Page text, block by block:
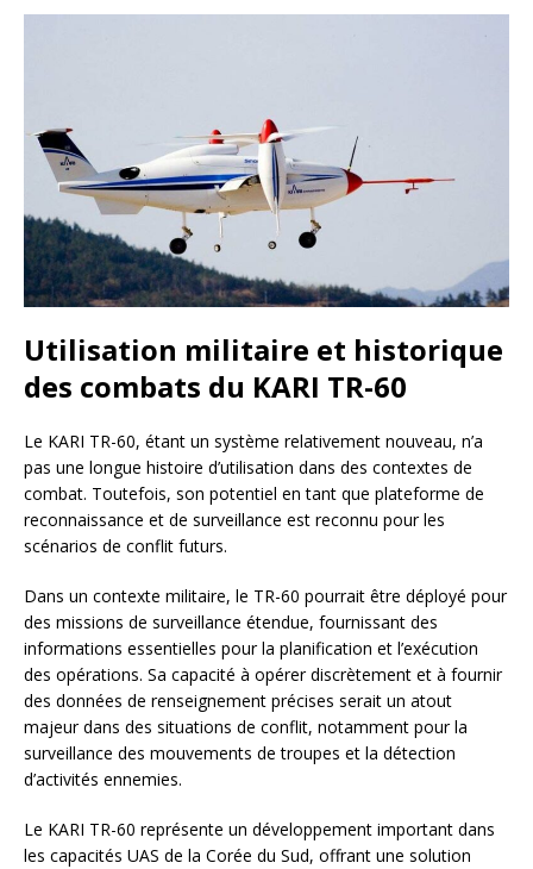
Utilisation militaire et historique
des combats du KARI TR-60
Le KARI TR-60, étant un système relativement nouveau, n’a
pas une longue histoire d’utilisation dans des contextes de
combat. Toutefois, son potentiel en tant que plateforme de
reconnaissance et de surveillance est reconnu pour les
scénarios de conflit futurs.
Dans un contexte militaire, le TR-60 pourrait être déployé pour
des missions de surveillance étendue, fournissant des
informations essentielles pour la planification et l’exécution
des opérations. Sa capacité à opérer discrètement et à fournir
des données de renseignement précises serait un atout
majeur dans des situations de conflit, notamment pour la
surveillance des mouvements de troupes et la détection
d’activités ennemies.
Le KARI TR-60 représente un développement important dans
les capacités UAS de la Corée du Sud, offrant une solution